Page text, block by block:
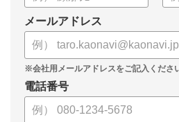
メールアドレス
電話番号